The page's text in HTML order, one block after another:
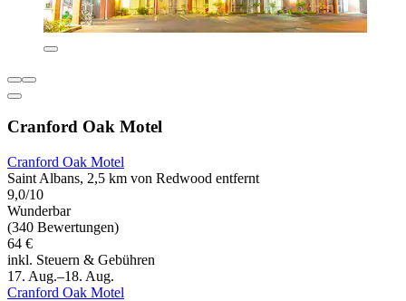
Cranford Oak Motel
Cranford Oak Motel
Saint Albans, 2,5 km von Redwood entfernt
9,0/10
Wunderbar
(340 Bewertungen)
64 €
inkl. Steuern & Gebühren
17. Aug.–18. Aug.
Cranford Oak Motel